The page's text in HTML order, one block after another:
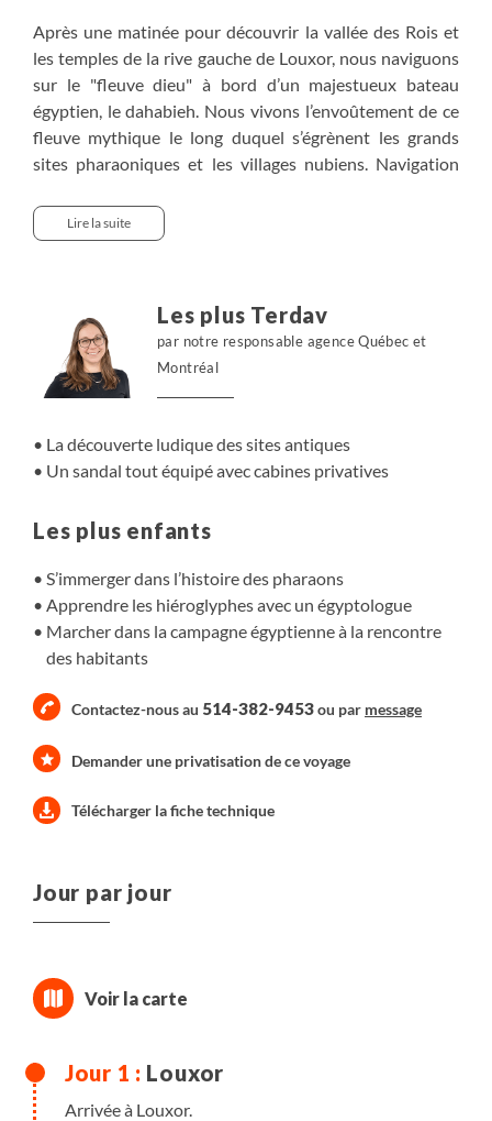
Après une matinée pour découvrir la vallée des Rois et
les temples de la rive gauche de Louxor, nous naviguons
sur le "fleuve dieu" à bord d’un majestueux bateau
égyptien, le dahabieh. Nous vivons l’envoûtement de ce
fleuve mythique le long duquel s’égrènent les grands
sites pharaoniques et les villages nubiens. Navigation
des habitants des rives verdoyantes, ponctuée
d’explorations à pied de la campagne égyptienne et de
voyage le long d'un Nil envoûtant qui émerveillera petits
et grands !
Lire la suite
Les plus Terdav
par notre responsable agence Québec et
Montréal
La découverte ludique des sites antiques
Un sandal tout équipé avec cabines privatives
Les plus enfants
S’immerger dans l’histoire des pharaons
Apprendre les hiéroglyphes avec un égyptologue
Marcher dans la campagne égyptienne à la rencontre
des habitants
Contactez-nous au 514-382-9453ou par message
Demander une privatisation de ce voyage
Télécharger la fiche technique
Jour par jour
Louxor
Arrivée à Louxor.